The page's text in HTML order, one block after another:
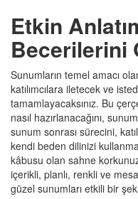
Etkin
Becerilerini
Sunumların temel amacı
katılımcılara iletecek ve
tamamlayacaksınız. Bu
nasıl hazırlanacağını,
sunum sonrası sürecini,
kendi beden dilinizi
kâbusu olan sahne
içerikli, planlı, renkli ve
güzel sunumları etkili bir